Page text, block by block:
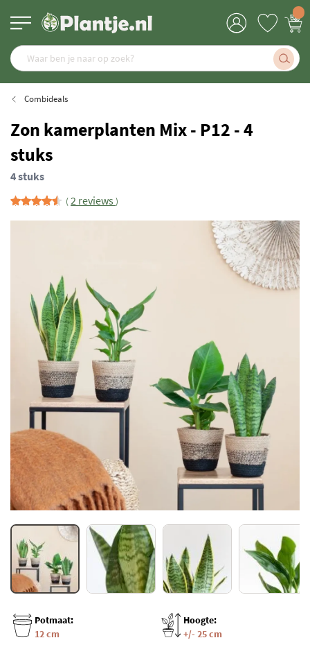
Combideals
Zon kamerplanten Mix - P12 - 4
stuks
4 stuks
2 reviews
Potmaat:
12 cm
Hoogte:
+/- 25 cm